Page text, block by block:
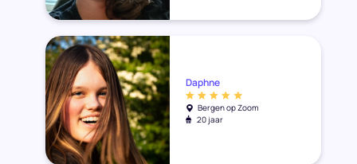
Daphne
Bergen op Zoom
20 jaar